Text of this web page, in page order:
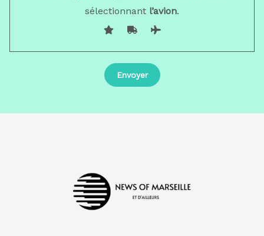
sélectionnant l’avion.